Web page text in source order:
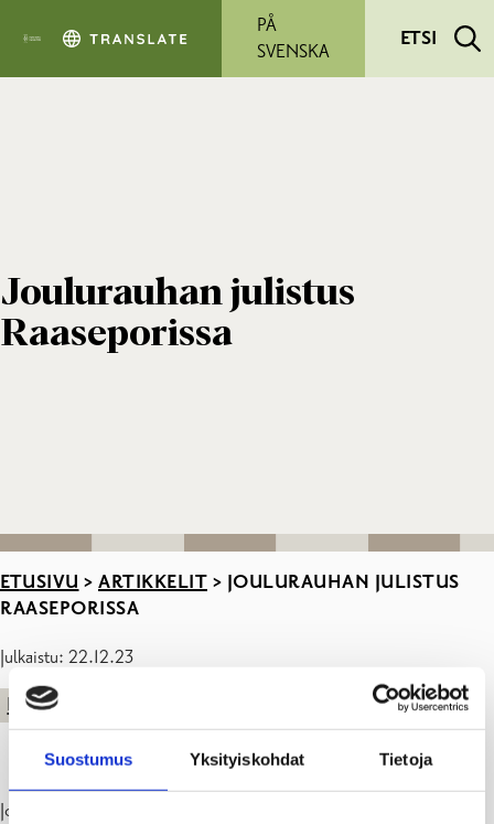
Suostumus Yksityiskohdat Tietoja
PÅ
SVENSKA
ETSI
Joulurauhan julistus
Raaseporissa
ETUSIVU > ARTIKKELIT > JOULURAUHAN JULISTUS
RAASEPORISSA
Julkaistu: 22.12.23
KAUPUNKI
Joulurauha julistetaan perinteisesti puistikon lavalta,